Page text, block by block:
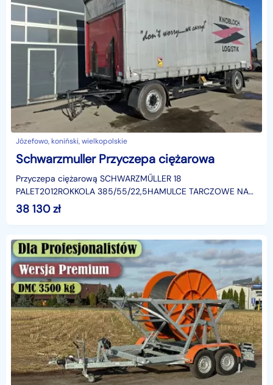
Józefowo, koniński, wielkopolskie
Schwarzmuller Przyczepa ciężarowa
Przyczepa ciężarową SCHWARZMŰLLER 18
PALET2012ROKKOLA 385/55/22,5HAMULCE TARCZOWE NA
PODUSZKACH ABS EBS ZABUDOWA-DŁUGOŚĆ WEW
7,30WYSOKOŚĆ WE
38 130zł